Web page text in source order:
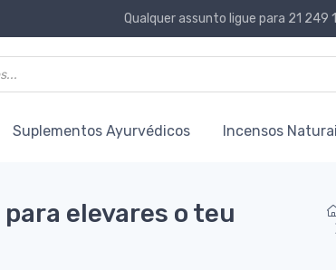
Qualquer assunto ligue para 21 249
Suplementos Ayurvédicos Incensos
elevares o teu